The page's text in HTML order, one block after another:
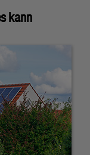
kann